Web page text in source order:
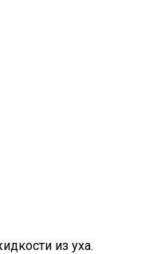
из уха.